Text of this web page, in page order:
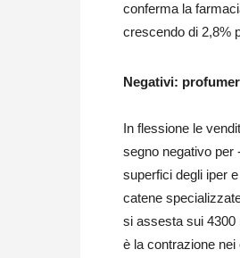
conferma la
crescendo di 2,8%
Negativi:
In flessione le
segno negativo per
superfici degli iper
catene
si assesta sui 4300
è la contrazione